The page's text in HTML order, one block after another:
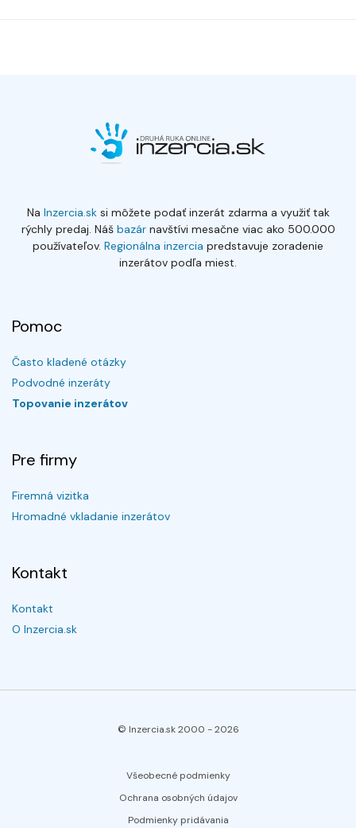
Na Inzercia.sksi môžete podať inzerát zdarma a využiť tak
rýchly predaj. Náš bazárnavštívi mesačne viac ako 500.000
používateľov. Regionálna inzercia predstavuje zoradenie
inzerátov podľa miest.
Pomoc
Často kladené otázky
Podvodné inzeráty
Topovanie inzerátov
Pre firmy
Firemná vizitka
Hromadné vkladanie inzerátov
Kontakt
Kontakt
O Inzercia.sk
© Inzercia.sk 2000 -2026
Všeobecné podmienky
Ochrana osobných údajov
Podmienky pridávania